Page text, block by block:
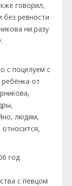
говорил,
ревности
ни разу
год
с певцом